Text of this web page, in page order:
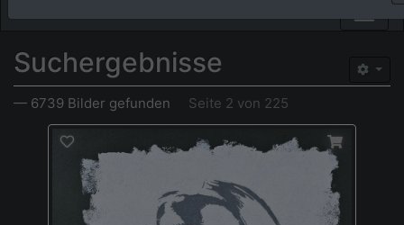
Suchergebnisse
— 6739 Bilder gefunden Seite 2 von 225